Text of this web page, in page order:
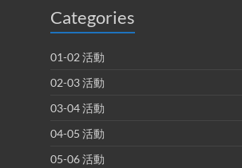
Categories
01-02 活動
02-03 活動
03-04 活動
04-05 活動
05-06 活動